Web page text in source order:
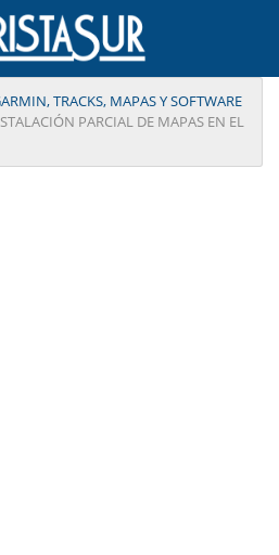
TRACKS, MAPAS Y SOFTWARE
PARCIAL DE MAPAS EN EL